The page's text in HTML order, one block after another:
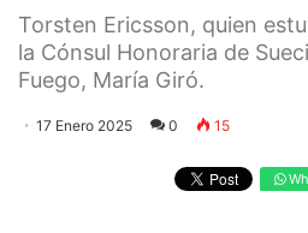
Torsten Ericsson, quien
la Cónsul Honoraria de
Fuego, María Giró.
17 Enero 2025 0 15